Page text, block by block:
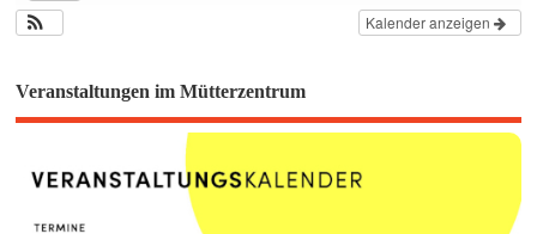
Kalender anzeigen
Veranstaltungen im Mütterzentrum